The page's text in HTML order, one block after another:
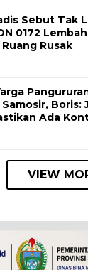
Sebut Tak
0172
Ruang Rusak
Samosir, Boris:
Ada
VIEW